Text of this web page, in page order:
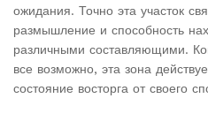
ожидания. Точно эта участок
размышление и способность
различными составляющими.
все возможно, эта зона
состояние восторга от своего